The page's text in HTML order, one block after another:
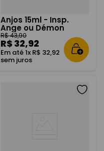
Anjos 15ml - Insp.
Ange ou Démon
R$43,90
R$ 32,92
Em até1x R$ 32,92
sem juros